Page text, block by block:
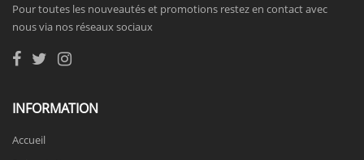
Pour toutes les nouveautés et promotions restez en contact avec
nous via nos réseaux sociaux
INFORMATION
Accueil